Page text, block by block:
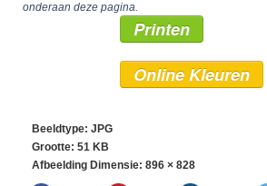
onderaan deze pagina.
Printen
Online Kleuren
Beeldtype: JPG
Grootte: 51 KB
Afbeelding Dimensie: 896 × 828